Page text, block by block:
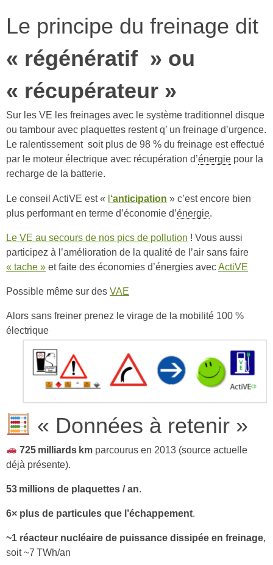
Le principe du freinage dit
« régénératif » ou
« récupérateur »
Sur les VE les freinages avec le système traditionnel disque
ou tambour avec plaquettes restent q’ un freinage d’urgence.
Le ralentissement soit plus de 98 % du freinage est effectué
par le moteur électrique avec récupération d’énergie pour la
recharge de la batterie.
Le conseil ActiVE est « l‘anticipation » c’est encore bien
plus performant en terme d’économie d’énergie.
Le VE au secours de nos pics de pollution ! Vous aussi
participez à l’amélioration de la qualité de l’air sans faire
« tache » et faite des économies d’énergies avecActiVE
Possible même sur des VAE
Alors sans freiner prenez le virage de la mobilité 100 %
électrique
« Données à retenir »
725 milliards km parcourus en 2013 (source actuelle
déjà présente).
53 millions de plaquettes / an.
6× plus de particules que l’échappement.
~1 réacteur nucléaire de puissance dissipée en freinage,
soit ~7 TWh/an